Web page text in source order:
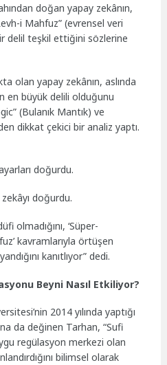
doğan yapay zekânın,
i Mahfuz” (evrensel veri
delil teşkil ettiğini sözlerine
olan yapay zekânın, aslında
en büyük delili olduğunu
(Bulanık Mantık) ve
dikkat çekici bir analiz yaptı.
doğurdu.
doğurdu.
olmadığını, ‘Süper-
kavramlarıyla örtüşen
kanıtlıyor” dedi.
Beyni Nasıl Etkiliyor?
2014 yılında yaptığı
da değinen Tarhan, “Sufi
regülasyon merkezi olan
bilimsel olarak